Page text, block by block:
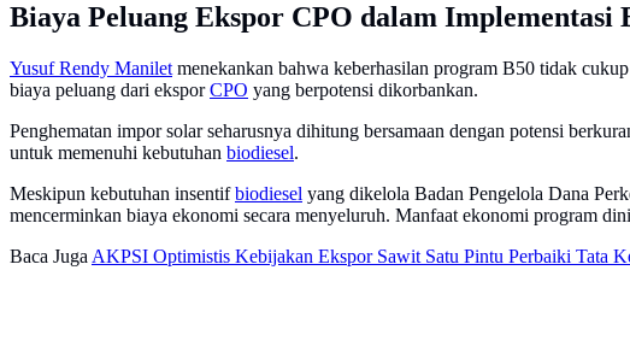
Biaya Peluang Ekspor CPO dalam Implementasi
Yusuf Rendy Manilet menekankan bahwa keberhasilan program B50 tidak
biaya peluang dari eksporCPO yang berpotensi dikorbankan.
Penghematan impor solar seharusnya dihitung bersamaan dengan potensi
untuk memenuhi kebutuhan biodiesel.
Meskipun kebutuhan insentifbiodiesel yang dikelola Badan Pengelola Dana
mencerminkan biaya ekonomi secara menyeluruh. Manfaat ekonomi program
Baca Juga AKPSI Optimistis Kebijakan Ekspor Sawit Satu Pintu Perbaiki Tata